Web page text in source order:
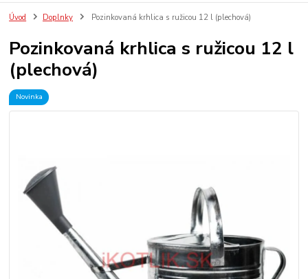
Úvod Doplnky Pozinkovaná krhlica s ružicou 12 l (plechová)
Pozinkovaná krhlica s ružicou 12 l
(plechová)
Novinka